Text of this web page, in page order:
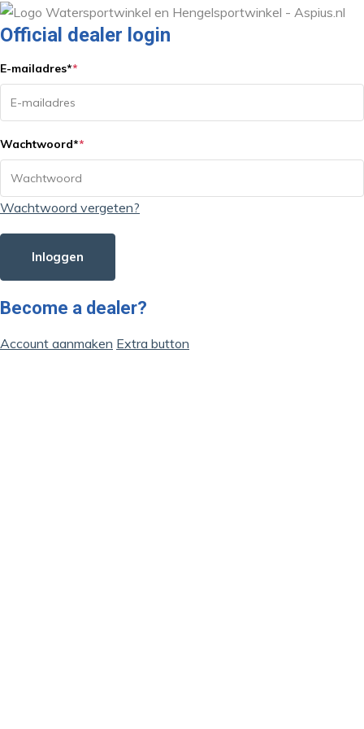
Official dealer login
E-mailadres**
Wachtwoord**
Wachtwoord vergeten?
Inloggen
Become a dealer?
Account aanmaken Extra button